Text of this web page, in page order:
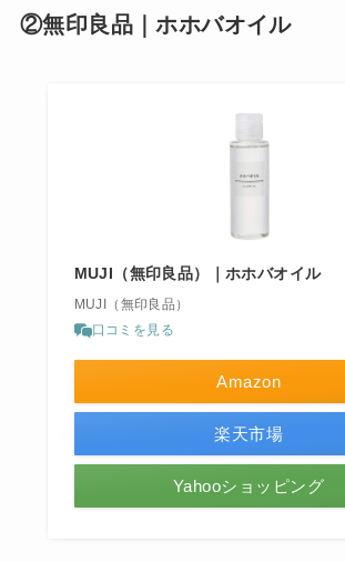
②無印良品｜ホホバオイル
MUJI（無印良品）｜ホホバオイル
MUJI（無印良品）
口コミを見る
Amazon
楽天市場
Yahooショッピング